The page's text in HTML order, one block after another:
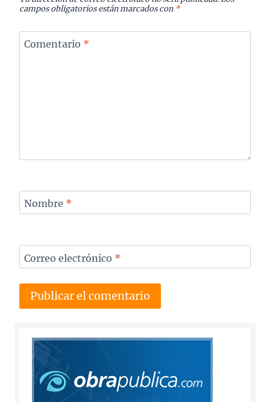
campos obligatorios están marcados con *
Comentario *
Nombre *
Correo electrónico *